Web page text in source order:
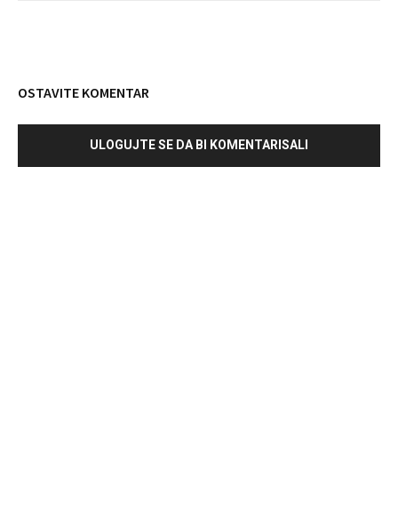
OSTAVITE KOMENTAR
ULOGUJTE SE DA BI KOMENTARISALI